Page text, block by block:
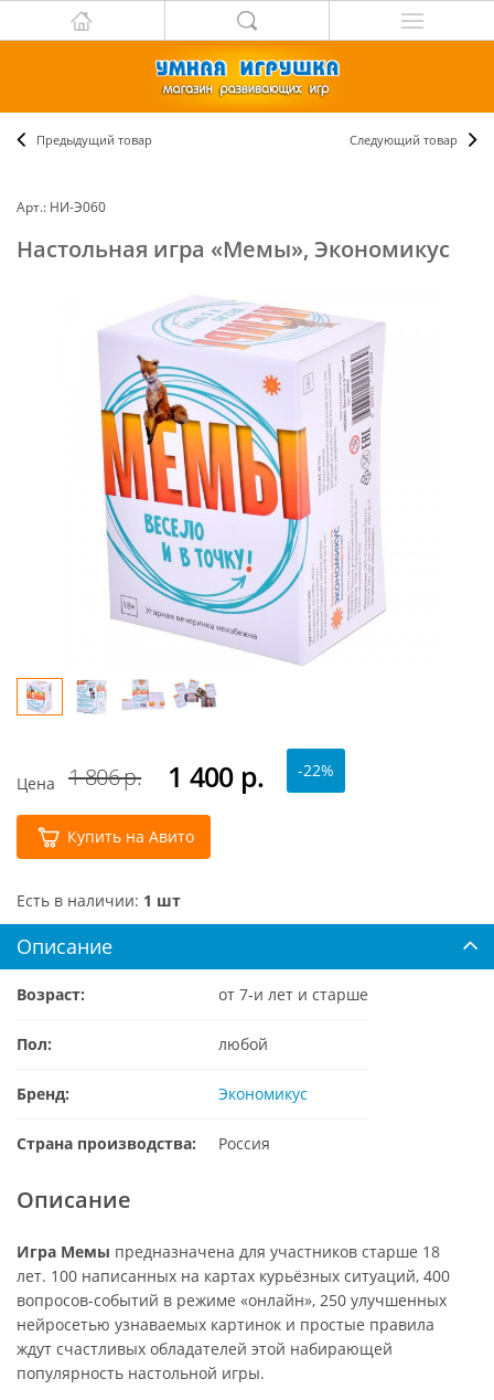
Предыдущий товар Следующий товар
Арт.: НИ-Э060
Настольная игра «Мемы», Экономикус
Цена 1 806 р. 1 400 р. -22%
Купить на Авито
Есть в наличии: 1 шт
Описание
Возраст: от 7-и лет и старше
Пол: любой
Бренд: Экономикус
Страна производства: Россия
Описание
Игра Мемы предназначена для участников старше 18
лет. 100 написанных на картах курьёзных ситуаций, 400
вопросов-событий в режиме «онлайн», 250 улучшенных
нейросетью узнаваемых картинок и простые правила
ждут счастливых обладателей этой набирающей
популярность настольной игры.